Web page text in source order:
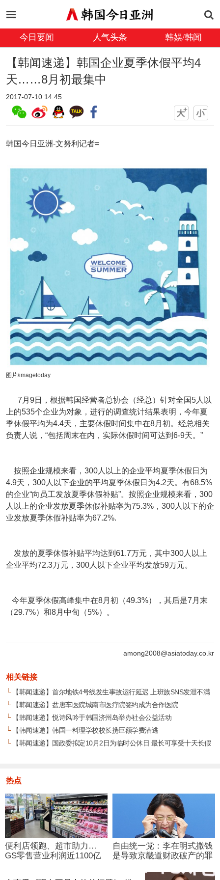
今日要闻 人气头条 韩娱/韩闻
【韩闻速递】韩国企业夏季休假平均4
天……8月初最集中
2017-07-10 14:45
韩国今日亚洲-文努利记者=
图片/imagetoday
7月9日，根据韩国经营者总协会（经总）针对全国5人以
上的535个企业为对象，进行的调查统计结果表明，今年夏
季休假平均为4.4天，主要休假时间集中在8月初。经总相关
负责人说，“包括周末在内，实际休假时间可达到6-9天。”
按照企业规模来看，300人以上的企业平均夏季休假日为
4.9天，300人以下企业的平均夏季休假日为4.2天。有68.5%
的企业“向员工发放夏季休假补贴”。按照企业规模来看，300
人以上的企业发放夏季休假补贴率为75.3%，300人以下的企
业发放夏季休假补贴率为67.2%.
发放的夏季休假补贴平均达到61.7万元，其中300人以上
企业平均72.3万元，300人以下企业平均发放59万元。
今年夏季休假高峰集中在8月初（49.3%），其后是7月末
（29.7%）和8月中旬（5%）。
among2008@asiatoday.co.kr
相关链接
└【韩闻速递】首尔地铁4号线发生事故运行延迟 上班族SNS发泄不满
└【韩闻速递】盆唐车医院城南市医疗院签约成为合作医院
└【韩闻速递】悦诗风吟于韩国济州岛举办社会公益活动
└【韩闻速递】韩国一料理学校校长携巨额学费潜逃
└【韩闻速递】国政委拟定10月2日为临时公休日 最长可享受十天长假
热点
便利店领跑、超市助力…
GS零售营业利润近1100亿
自由统一党：李在明式撒钱
是导致京畿道财政破产的罪